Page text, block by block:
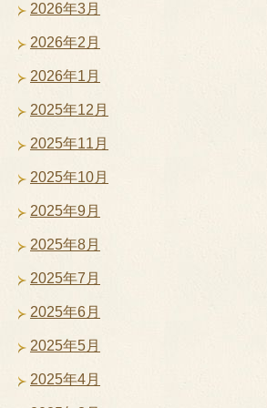
2026年3月
2026年2月
2026年1月
2025年12月
2025年11月
2025年10月
2025年9月
2025年8月
2025年7月
2025年6月
2025年5月
2025年4月